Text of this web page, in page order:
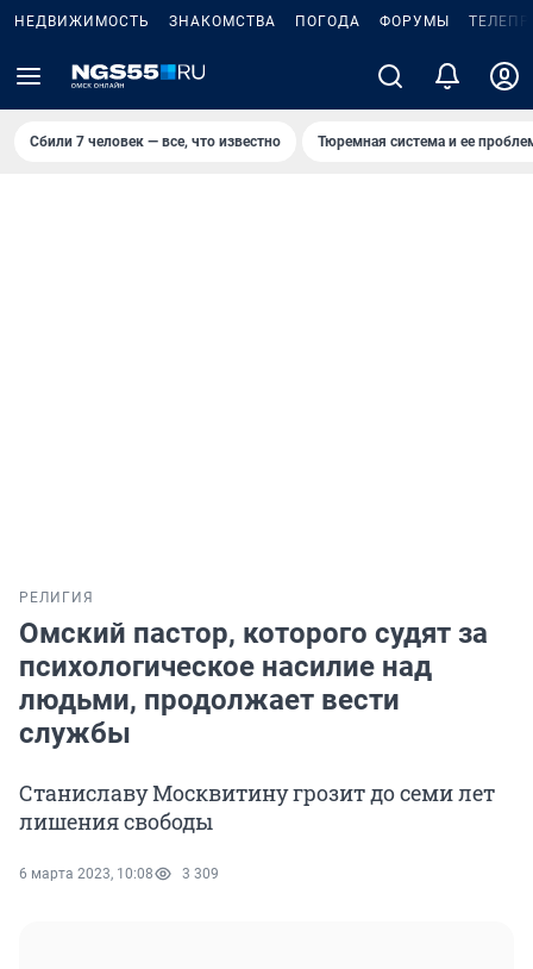
НЕДВИЖИМОСТЬ ЗНАКОМСТВА ПОГОДА ФОРУМЫ
Сбили 7 человек — все, что известно Тюремная система и ее
РЕЛИГИЯ
Омский пастор, которого судят за
психологическое насилие над
людьми, продолжает вести
службы
Станиславу Москвитину грозит до семи лет
лишения свободы
6 марта 2023, 10:08 3 309